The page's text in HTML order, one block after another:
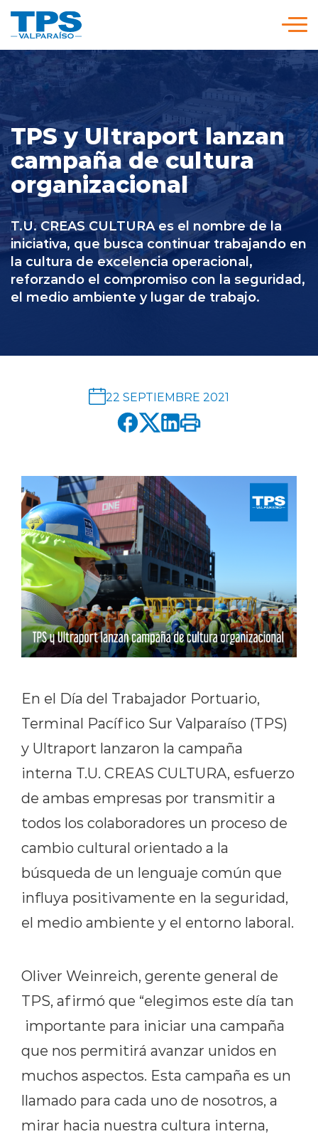
Somos TPS
Nuestra Visión Estratégica
Servicios y Tarifas
Políticas y Procedimientos
Prensa
TPS y Ultraport lanzan
campaña de cultura
organizacional
T.U. CREAS CULTURA es el nombre de la
iniciativa, que busca continuar trabajando en
la cultura de excelencia operacional,
reforzando el compromiso con la seguridad,
el medio ambiente y lugar de trabajo.
22 SEPTIEMBRE 2021
En el Día del Trabajador Portuario,
Terminal Pacífico Sur Valparaíso (TPS)
y Ultraport lanzaron la campaña
interna T.U. CREAS CULTURA, esfuerzo
de ambas empresas por transmitir a
todos los colaboradores un proceso de
cambio cultural orientado a la
búsqueda de un lenguaje común que
influya positivamente en la seguridad,
el medio ambiente y el entorno laboral.
Oliver Weinreich, gerente general de
TPS, afirmó que “elegimos este día tan
importante para iniciar una campaña
que nos permitirá avanzar unidos en
muchos aspectos. Esta campaña es un
llamado para cada uno de nosotros, a
mirar hacia nuestra cultura interna,